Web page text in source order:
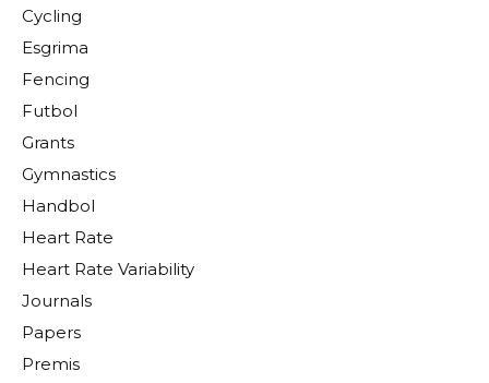
Cycling
Esgrima
Fencing
Futbol
Grants
Gymnastics
Handbol
Heart Rate
Heart Rate Variability
Journals
Papers
Premis